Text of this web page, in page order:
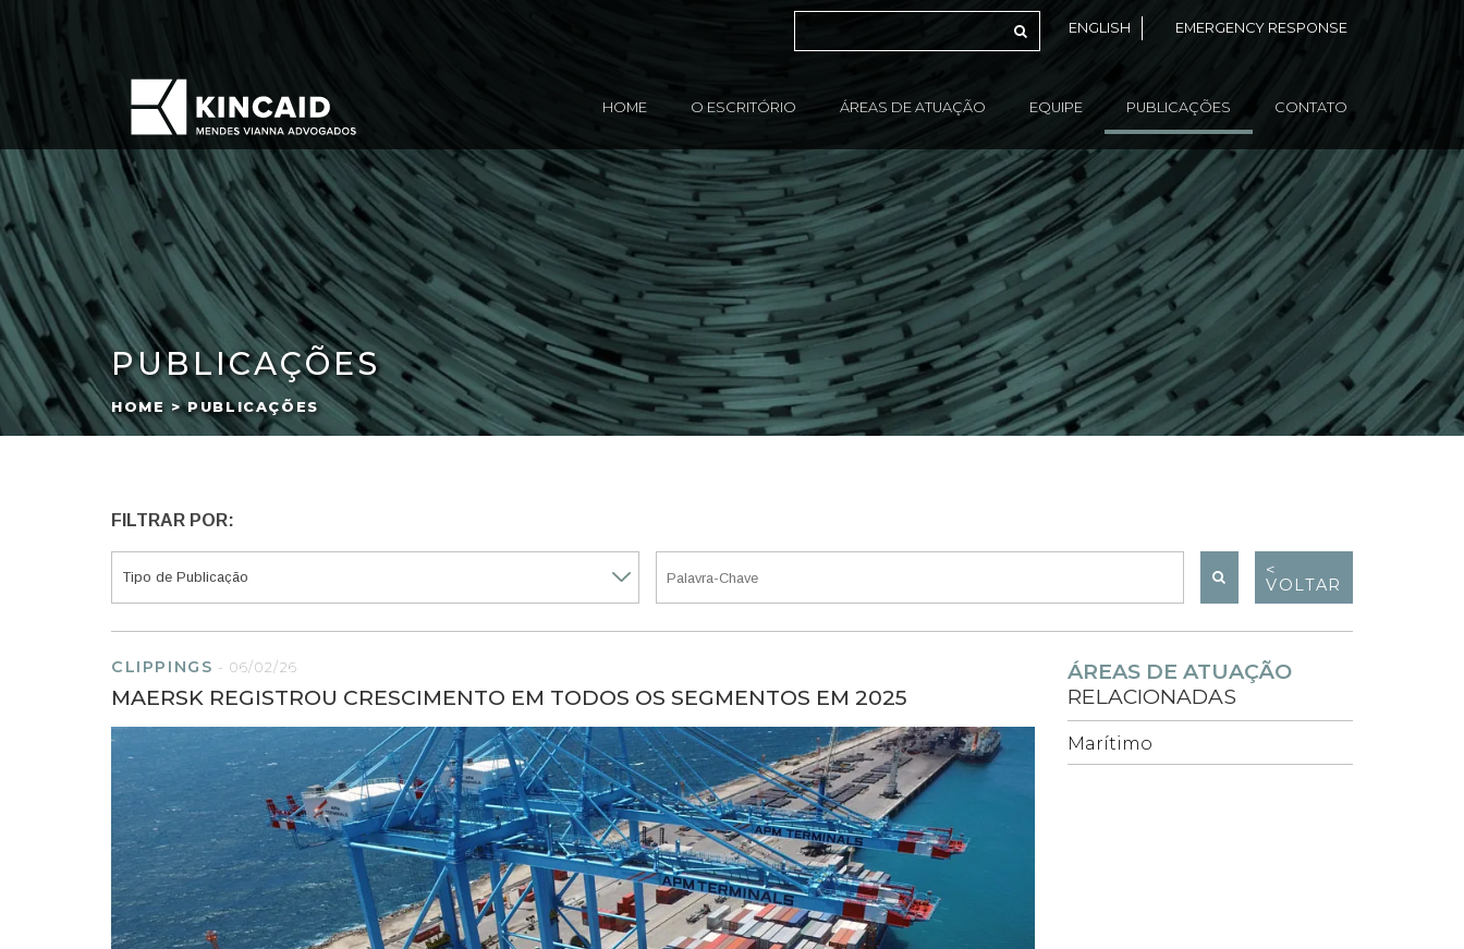
ENGLISH EMERGENCY RESPONSE
HOME O ESCRITÓRIO ÁREAS DE ATUAÇÃO EQUIPE PUBLICAÇÕES CONTATO
PUBLICAÇÕES
HOME > PUBLICAÇÕES
FILTRAR POR:
<
VOLTAR
CLIPPINGS -06/02/26
MAERSK REGISTROU CRESCIMENTO EM TODOS OS SEGMENTOS EM 2025
ÁREAS DE ATUAÇÃO
RELACIONADAS
Marítimo